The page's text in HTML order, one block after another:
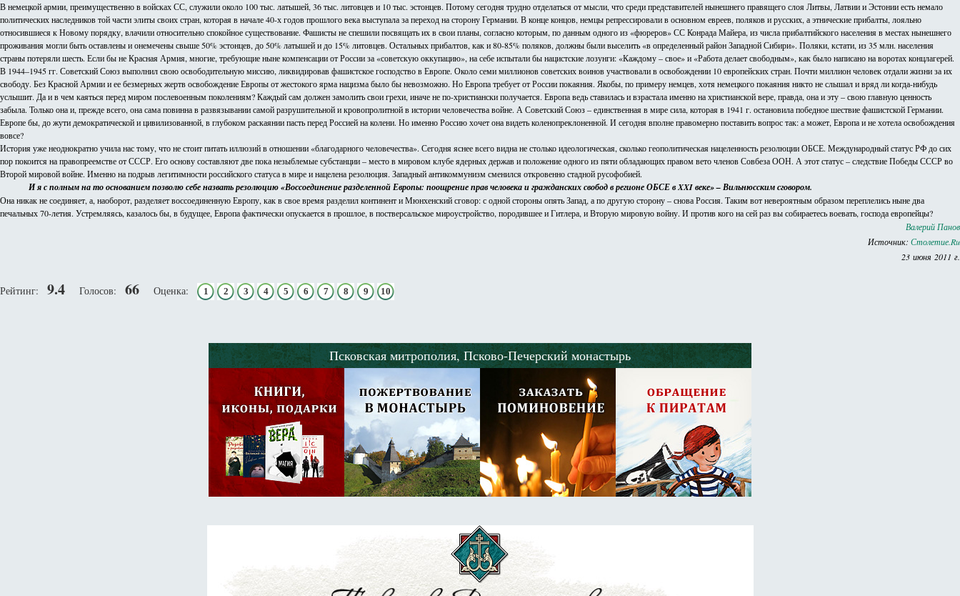
В немецкой армии, преимущественно в войсках СС, служили около 100 тыс. латышей, 36 тыс. литовцев и 10 тыс. эстонцев. Потому сегодня трудно отделаться от мысли, что среди представителей нынешнего правящего слоя Литвы, Латвии и Эстонии есть немало
политических наследников той части элиты своих стран, которая в начале 40-х годов прошлого века выступала за переход на сторону Германии. В конце концов, немцы репрессировали в основном евреев, поляков и русских, а этнические прибалты, лояльно
относившиеся к Новому порядку, влачили относительно спокойное существование. Фашисты не спешили посвящать их в свои планы, согласно которым, по данным одного из «фюреров» СС Конрада Майера, из числа прибалтийского населения в местах нынешнего
проживания могли быть оставлены и онемечены свыше 50% эстонцев, до 50% латышей и до 15% литовцев. Остальных прибалтов, как и 80-85% поляков, должны были выселить «в определенный район Западной Сибири». Поляки, кстати, из 35 млн. населения
страны потеряли шесть. Если бы не Красная Армия, многие, требующие ныне компенсации от России за «советскую оккупацию», на себе испытали бы нацистские лозунги: «Каждому – свое» и «Работа делает свободным», как было написано на воротах концлагерей.
В 1944–1945 гг. Советский Союз выполнил свою освободительную миссию, ликвидировав фашистское господство в Европе. Около семи миллионов советских воинов участвовали в освобождении 10 европейских стран. Почти миллион человек отдали жизни за их
свободу. Без Красной Армии и ее безмерных жертв освобождение Европы от жестокого ярма нацизма было бы невозможно. Но Европа требует от России покаяния. Якобы, по примеру немцев, хотя немецкого покаяния никто не слышал и вряд ли когда-нибудь
услышит. Да и в чем каяться перед миром послевоенным поколениям? Каждый сам должен замолить свои грехи, иначе не по-христиански получается. Европа ведь ставилась и взрастала именно на христианской вере, правда, она и эту – свою главную ценность
забыла. Только она и, прежде всего, она сама повинна в развязывании самой разрушительной и кровопролитной в истории человечества войне. А Советский Союз – единственная в мире сила, которая в 1941 г. остановила победное шествие фашистской Германии.
Европе бы, до жути демократической и цивилизованной, в глубоком раскаянии пасть перед Россией на колени. Но именно Россию хочет она видеть коленопреклоненной. И сегодня вполне правомерно поставить вопрос так: а может, Европа и не хотела освобождения
вовсе?
История уже неоднократно учила нас тому, что не стоит питать иллюзий в отношении «благодарного человечества». Сегодня яснее всего видна не столько идеологическая, сколько геополитическая нацеленность резолюции ОБСЕ. Международный статус РФ до сих
пор покоится на правопреемстве от СССР. Его основу составляют две пока незыблемые субстанции – место в мировом клубе ядерных держав и положение одного из пяти обладающих правом вето членов Совбеза ООН. А этот статус – следствие Победы СССР во
Второй мировой войне. Именно на подрыв легитимности российского статуса в мире и нацелена резолюция. Западный антикоммунизм сменился откровенно стадной русофобией.
И я с полным на то основанием позволю себе назвать резолюцию «Воссоединение разделенной Европы: поощрение прав человека и гражданских свобод в регионе ОБСЕ в XXI веке» – Вильнюсским сговором.
Она никак не соединяет, а, наоборот, разделяет воссоединенную Европу, как в свое время разделил континент и Мюнхенский сговор: с одной стороны опять Запад, а по другую сторону – снова Россия. Таким вот невероятным образом переплелись ныне два
печальных 70-летия. Устремляясь, казалось бы, в будущее, Европа фактически опускается в прошлое, в постверсальское мироустройство, породившее и Гитлера, и Вторую мировую войну. И против кого на сей раз вы собираетесь воевать, господа европейцы?
Валерий Панов
Источник: Столетие.Ru
23 июня 2011 г.
Рейтинг: 9.4 Голосов: 66 Оценка: 1 2 3 4 5 6 7 8 9 10
Псковская митрополия, Псково-Печерский монастырь